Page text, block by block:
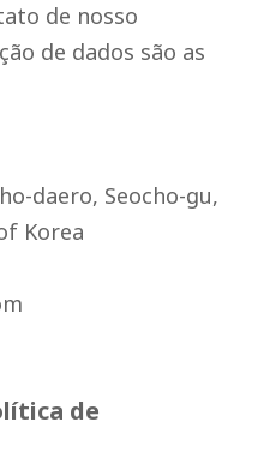
de nosso
de dados são as
daero, Seocho-gu,
Korea
de